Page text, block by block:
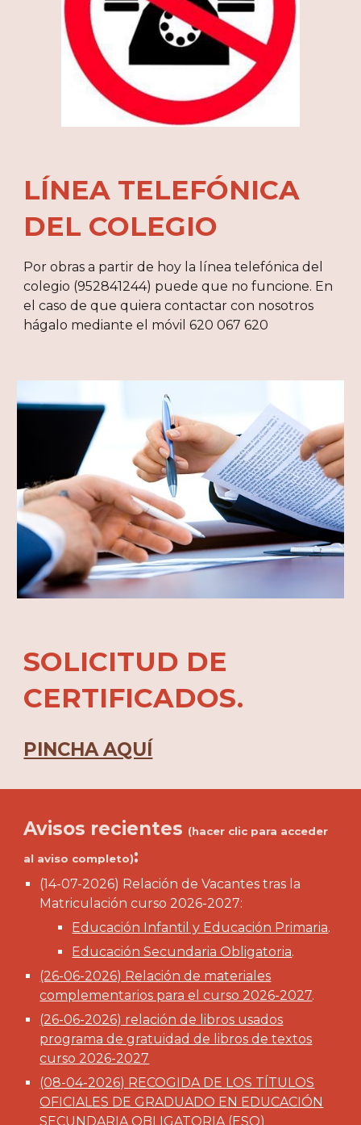
LÍNEA TELEFÓNICA
DEL COLEGIO
Por obras a partir de hoy la línea telefónica del
colegio (952841244) puede que no funcione. En
el caso de que quiera contactar con nosotros
hágalo mediante el móvil 620 067 620
SOLICITUD DE
CERTIFICADOS.
PINCHA AQUÍ
Avisos recientes (hacer clic para acceder
al aviso completo):
(14-07-2026) Relación de Vacantes tras la
Matriculación curso 2026-2027:
Educación Infantil y Educación Primaria.
Educación Secundaria Obligatoria.
(26-06-2026) Relación de materiales
complementarios para el curso 2026-2027.
(26-06-2026) relación de libros usados
programa de gratuidad de libros de textos
curso 2026-2027
(08-04-2026) RECOGIDA DE LOS TÍTULOS
OFICIALES DE GRADUADO EN EDUCACIÓN
SECUNDARIA OBLIGATORIA (ESO)